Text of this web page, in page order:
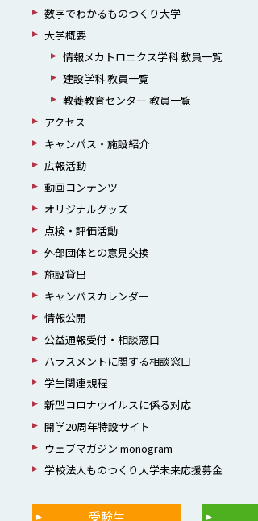
数字でわかるものつくり大学
大学概要
情報メカトロニクス学科 教員一覧
建設学科 教員一覧
教養教育センター 教員一覧
アクセス
キャンパス・施設紹介
広報活動
動画コンテンツ
オリジナルグッズ
点検・評価活動
外部団体との意見交換
施設貸出
キャンパスカレンダー
情報公開
公益通報受付・相談窓口
ハラスメントに関する相談窓口
学生関連規程
新型コロナウイルスに係る対応
開学20周年特設サイト
ウェブマガジン monogram
学校法人ものつくり大学未来応援募金
受験生